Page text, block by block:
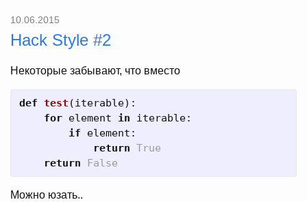
10.06.2015
Hack Style #2
Некоторые забывают, что вместо
def test (iterable):
for element in iterable:
if
element :
return True
return
False
Можно юзать..